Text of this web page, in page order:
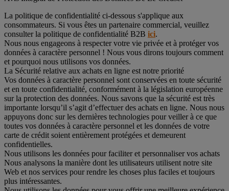
La politique de confidentialité ci-dessous s'applique aux
consommateurs. Si vous êtes un partenaire commercial, veuillez
consulter la politique de confidentialité B2B ici.
Nous nous engageons à respecter votre vie privée et à protéger vos
données à caractère personnel ! Nous vous dirons toujours comment
et pourquoi nous utilisons vos données.
La Sécurité relative aux achats en ligne est notre priorité
Vos données à caractère personnel sont conservées en toute sécurité
et en toute confidentialité, conformément à la législation européenne
sur la protection des données. Nous savons que la sécurité est très
importante lorsqu’il s’agit d’effectuer des achats en ligne. Nous nous
appuyons donc sur les dernières technologies pour veiller à ce que
toutes vos données à caractère personnel et les données de votre
carte de crédit soient entièrement protégées et demeurent
confidentielles.
Nous utilisons les données pour faciliter et personnaliser vos achats
Nous analysons la manière dont les utilisateurs utilisent notre site
Web et nos services pour rendre les choses plus faciles et toujours
plus intéressantes.